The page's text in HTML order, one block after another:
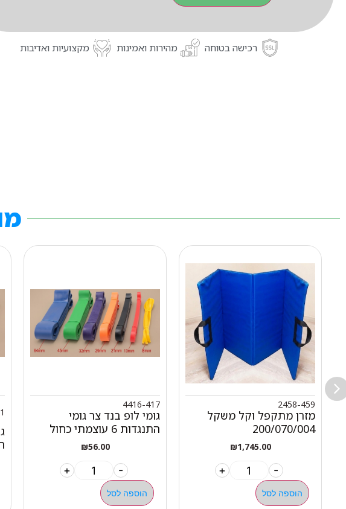
רכישה בטוחה מהירות ואמינות מקצועיות ואדיבות
2458-459
מזרן מתקפל וקל משקל
200/070/004
₪1,745.00
-
+
הוספה לסל
4416-417
גומי לופ בנד צר גומי
התנגדות 6 עוצמתי כחול
₪56.00
-
+
הוספה לסל